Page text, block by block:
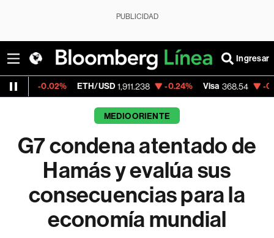
PUBLICIDAD
Ingresar
ETH/USD 1,911.238 -0.24% Visa 368.54 -0.28%
MEDIO ORIENTE
G7 condena atentado de
Hamás y evalúa sus
consecuencias para la
economía mundial